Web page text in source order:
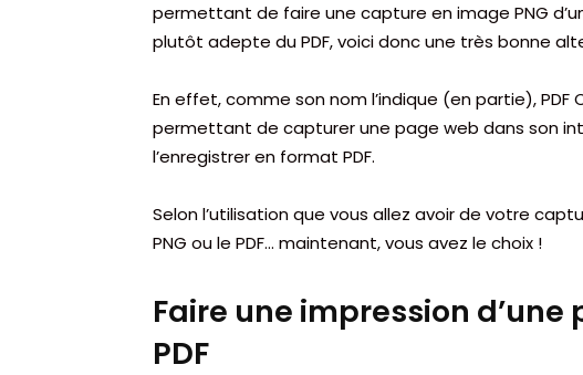
permettant de faire une capture en image PNG
plutôt adepte du PDF, voici donc une très bonne
En effet, comme son nom l’indique (en partie),
permettant de capturer une page web dans son
l’enregistrer en format PDF.
Selon l’utilisation que vous allez avoir de votre
PNG ou le PDF… maintenant, vous avez le choix !
Faire une impression
PDF